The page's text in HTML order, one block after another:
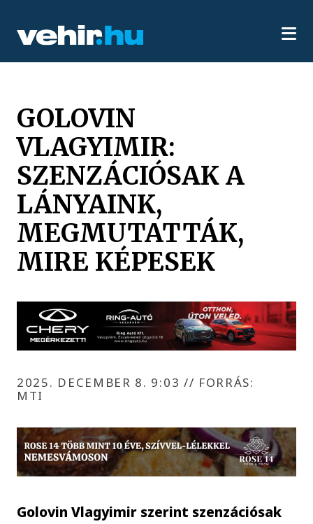
GOLOVIN
VLAGYIMIR:
SZENZÁCIÓSAK A
LÁNYAINK,
MEGMUTATTÁK,
MIRE KÉPESEK
2025. DECEMBER 8. 9:03 // FORRÁS:
MTI
Golovin Vlagyimir szerint szenzációsak